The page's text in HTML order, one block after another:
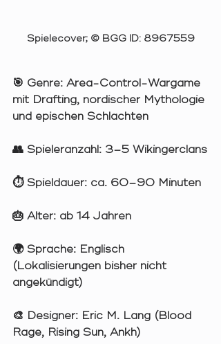
Spielecover; © BGG ID: 8967559
🎯 Genre: Area-Control-Wargame
mit Drafting, nordischer Mythologie
und epischen Schlachten
👥 Spieleranzahl: 3–5 Wikingerclans
⏱️ Spieldauer: ca. 60–90 Minuten
🎂 Alter: ab 14 Jahren
🌍 Sprache: Englisch
(Lokalisierungen bisher nicht
angekündigt)
🎨 Designer: Eric M. Lang (Blood
Rage, Rising Sun, Ankh)